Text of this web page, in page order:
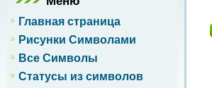
Главная страница
Рисунки Символами
Все Символы
Статусы из символов